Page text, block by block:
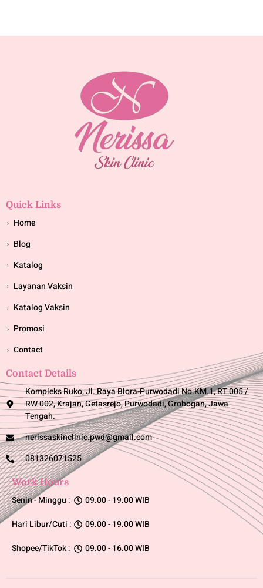
Quick Links
Home
Blog
Katalog
Layanan Vaksin
Katalog Vaksin
Promosi
Contact
Contact Details
Kompleks Ruko, Jl. Raya Blora-Purwodadi No.KM.1, RT 005 /
RW 002, Krajan, Getasrejo, Purwodadi, Grobogan, Jawa
Tengah.
nerissaskinclinic.pwd@gmail.com
081326071525
Work Hours
Senin - Minggu :
Hari Libur/Cuti :
Shopee/TikTok :
09.00 - 19.00 WIB
09.00 - 19.00 WIB
09.00 - 16.00 WIB